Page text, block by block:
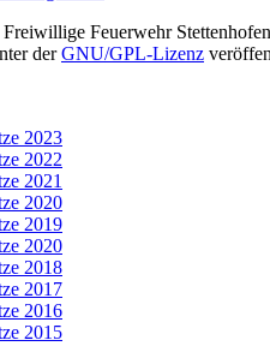
Feuerwehr
derGNU/GPL-Lizenz
2023
2022
2021
2020
2019
2020
2018
2017
2016
2015